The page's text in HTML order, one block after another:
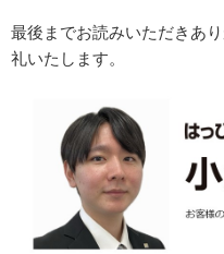
最後までお読みいただきあ
礼いたします。